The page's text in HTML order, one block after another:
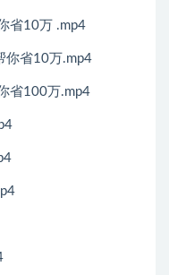
省10万 .mp4
你省10万.mp4
省100万.mp4